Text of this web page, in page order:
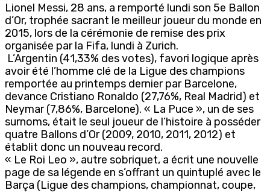
Lionel Messi, 28 ans, a remporté lundi son 5e Ballon
d’Or, trophée sacrant le meilleur joueur du monde en
2015, lors de la cérémonie de remise des prix
organisée par la Fifa, lundi à Zurich.
L’Argentin (41,33% des votes), favori logique après
avoir été l’homme clé de la Ligue des champions
remportée au printemps dernier par Barcelone,
devance Cristiano Ronaldo (27,76%, Real Madrid) et
Neymar (7,86%, Barcelone). « La Puce », un de ses
surnoms, était le seul joueur de l’histoire à posséder
quatre Ballons d’Or (2009, 2010, 2011, 2012) et
établit donc un nouveau record.
« Le Roi Leo », autre sobriquet, a écrit une nouvelle
page de sa légende en s’offrant un quintuplé avec le
Barça (Ligue des champions, championnat, coupe,